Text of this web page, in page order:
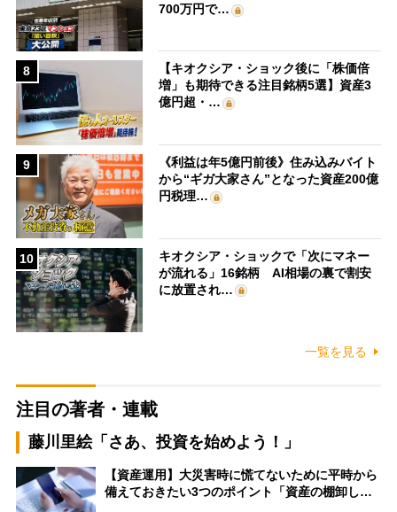
700万円で…
8
【キオクシア・ショック後に「株価倍
増」も期待できる注目銘柄5選】資産3
億円超・…
9
《利益は年5億円前後》住み込みバイト
から“ギガ大家さん”となった資産200億
円税理…
10
キオクシア・ショックで「次にマネー
が流れる」16銘柄 AI相場の裏で割安
に放置され…
一覧を見る
注目の著者・連載
藤川里絵「さあ、投資を始めよう！」
【資産運用】大災害時に慌てないために平時から
備えておきたい3つのポイント「資産の棚卸し…